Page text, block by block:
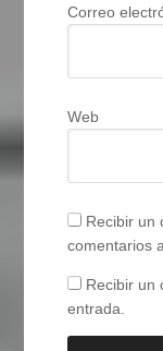
Correo
Web
Recibir un
comentarios
Recibir un
entrada.